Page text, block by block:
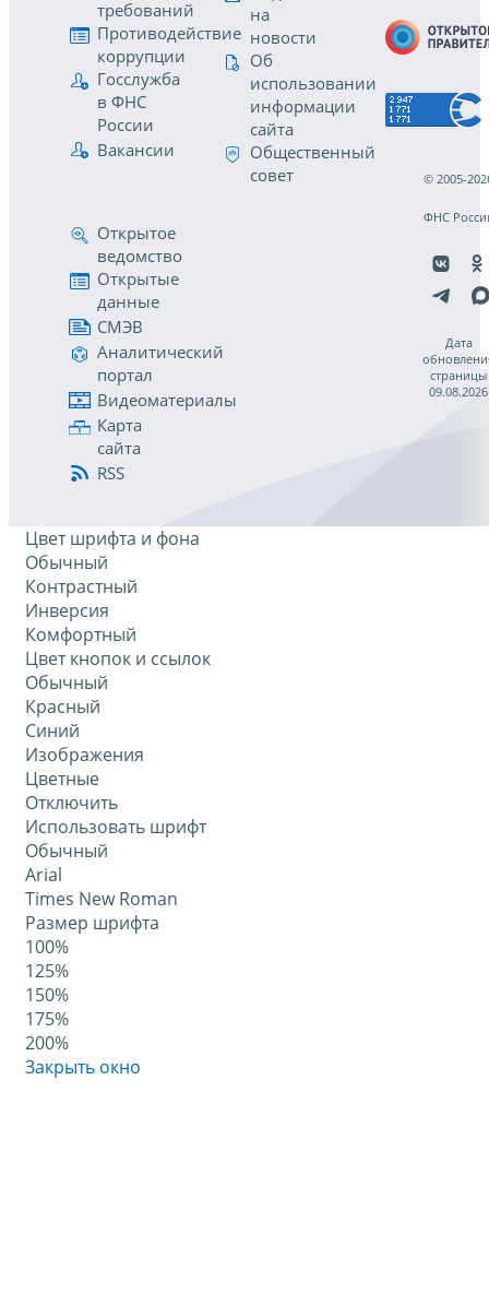
требований
Противодействие
коррупции
Госслужба
в ФНС
России
Вакансии
на
новости
Об
использовании
информации
сайта
Общественный
совет
Открытое
ведомство
Открытые
данные
СМЭВ
Аналитический
портал
Видеоматериалы
Карта
сайта
RSS
© 2005-
ФНС
Дата
страницы
09.08.2026
Цвет шрифта и фона
Обычный
Контрастный
Инверсия
Комфортный
Цвет кнопок и ссылок
Обычный
Красный
Синий
Изображения
Цветные
Отключить
Использовать шрифт
Обычный
Arial
Times New Roman
Размер шрифта
100%
125%
150%
175%
200%
Закрыть окно